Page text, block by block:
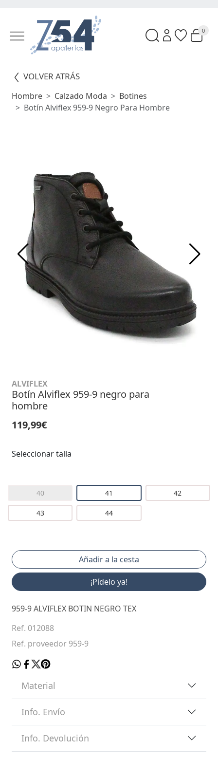
0
VOLVER ATRÁS
Hombre Calzado Moda
Botines
Botín Alviflex 959-9 Negro Para Hombre
ALVIFLEX
Botín Alviflex 959-9 negro para
hombre
119,99€
Seleccionar talla
40 41 42
43 44
¡Pídelo ya!
959-9 ALVIFLEX BOTIN NEGRO TEX
Ref. 012088
Ref. proveedor 959-9
Material
Info. Envío
Info. Devolución